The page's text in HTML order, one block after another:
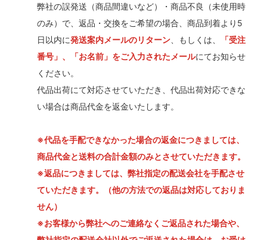
弊社の誤発送（商品間違いなど）・商品不良（未使用時
のみ）で、返品・交換をご希望の場合、商品到着より5
日以内に発送案内メールのリターン 、もしくは、
「受注
番号」、「お名前」をご入力されたメールにてお知らせ
ください。
代品出荷にて対応させていただき、代品出荷対応できな
い場合は商品代金を返金いたします。
※代品を手配できなかった場合の返金につきましては、
商品代金と送料の合計金額のみとさせていただきます。
※返品につきましては、弊社指定の配送会社を手配させ
ていただきます。（他の方法での返品は対応しておりま
せん）
※お客様から弊社へのご連絡なくご返品された場合や、